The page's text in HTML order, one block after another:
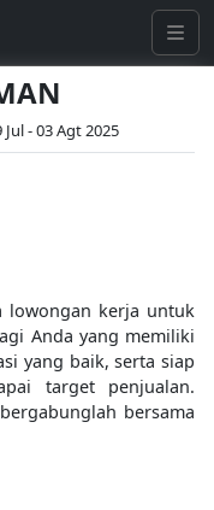
Jul - 03 Agt 2025
lowongan kerja untuk
Anda yang memiliki
yang baik, serta siap
target penjualan.
bersama